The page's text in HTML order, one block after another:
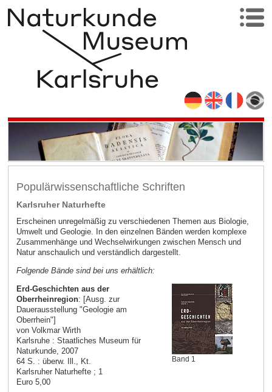
Populärwissenschaftliche Schriften
Karlsruher Naturhefte
Erscheinen unregelmäßig zu verschiedenen Themen aus Biologie,
Umwelt und Geologie. In den einzelnen Bänden werden komplexe
Zusammenhänge und Wechselwirkungen zwischen Mensch und
Natur anschaulich und verständlich dargestellt.
Folgende Bände sind bei uns erhältlich:
Band 1
Erd-Geschichten aus der
Oberrheinregion: [Ausg. zur
Dauerausstellung "Geologie am
Oberrhein"]
von Volkmar Wirth
Karlsruhe : Staatliches Museum für
Naturkunde, 2007
64 S. : überw. Ill., Kt.
Karlsruher Naturhefte ; 1
Euro 5,00